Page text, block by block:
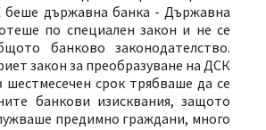
държавна банка - Държавна
по специален закон и не се
банково законодателство.
закон за преобразуване на ДСК
шестмесечен срок трябваше да се
банкови изисквания, защото
предимно граждани, много